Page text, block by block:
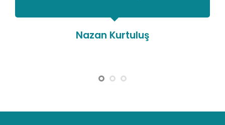
Nazan Kurtuluş